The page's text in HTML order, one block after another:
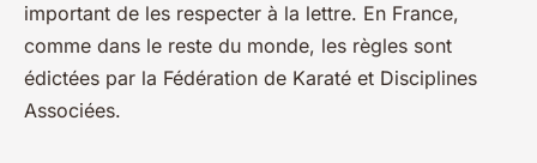
important de les respecter à la lettre. En France,
comme dans le reste du monde, les règles sont
édictées par la Fédération de Karaté et Disciplines
Associées.